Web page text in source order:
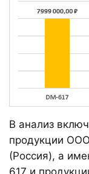
В анализ
продукции
(Россия), а
617 и